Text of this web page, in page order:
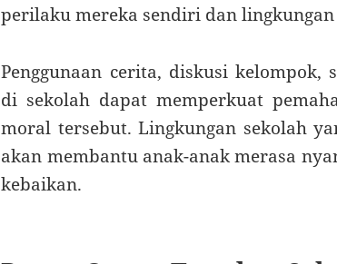
perilaku mereka sendiri dan
Penggunaan cerita, diskusi kelompok,
di sekolah dapat memperkuat
moral tersebut. Lingkungan sekolah
akan membantu anak-anak merasa
kebaikan.